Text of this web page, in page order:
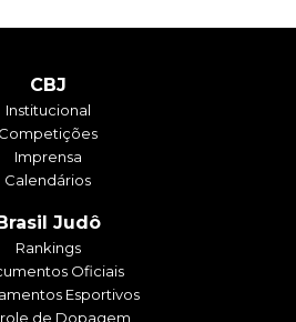
CBJ
Institucional
Competições
Imprensa
Calendários
Judô
Rankings
Oficiais
Esportivos
de Dopagem